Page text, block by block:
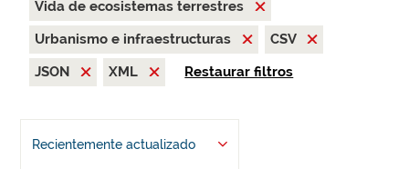
Vida de ecosistemas terrestres
Urbanismo e infraestructuras
CSV
JSON
XML Restaurar filtros
Recientemente actualizado